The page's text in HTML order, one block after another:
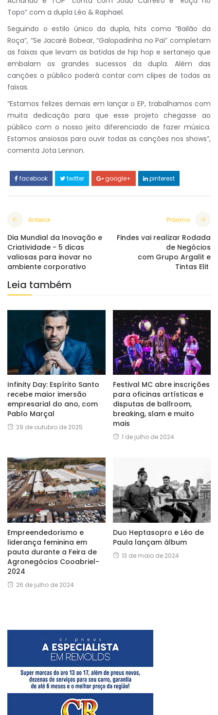
Topo” com a dupla Léo & Raphael.
Seguindo o estilo único da dupla, hits como “Bailão da
Roça”, “Se Jacaré Bobear, “Galopadinha no Pai” completam
as faixas que levam as batidas de hip hop e sertanejo que
embalam os grandes sucessos da dupla. Além das
canções o público poderá contar com clipes de todas as
faixas.
“Estamos felizes demais em lançar o EP, trabalhamos com
muita dedicação para que esse projeto chegasse ao
público com o nosso jeito diferenciado de fazer música.
Estamos ansiosas para ouvir todas as canções nos shows”,
comenta Jota Lennon.
facebook twitter google+ pinterest
Anterior
Dia Mundial da Inovação e
Criatividade - 5 dicas
valiosas para inovar no
ambiente corporativo
Próximo
Findes vai realizar Rodada
de Negócios
com Grupo Argalit e
Tintas Elit
Leia também
Infinity Day: Espírito Santo
recebe maior imersão
empresarial do ano, com
Pablo Marçal
29 de outubro de 2025
Festival MC abre inscrições
para oficinas artísticas e
disputas de ballroom,
breaking, slam e muito
mais
1 de julho de 2024
Empreendedorismo e
liderança feminina em
pauta durante a Feira de
Agronegócios Cooabriel-
2024
26 de julho de 2024
Duo Heptasopro e Léo de
Paula lançam álbum
13 de maio de 2024